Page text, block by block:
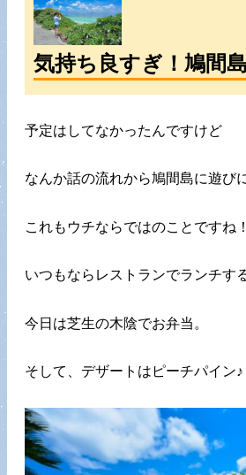
気持ち良すぎ！鳩間
予定はしてなかったんですけど
なんか話の流れから鳩間島に遊び
これもウチならではのことですね！
いつもならレストランでランチす
今日は芝生の木陰でお弁当。
そして、デザートはピーチパイン♪